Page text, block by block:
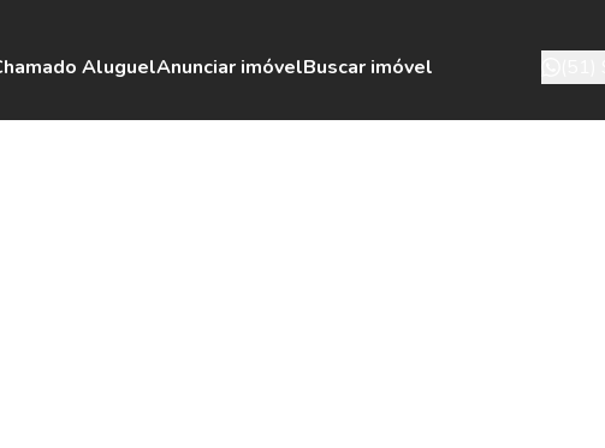
AluguelAnunciar imóvelBuscar imóvel